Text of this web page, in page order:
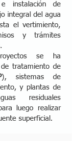
instalación de
integral del agua
el vertimiento,
y trámites
se ha
tratamiento de
), sistemas de
y plantas de
residuales
luego realizar
superficial.